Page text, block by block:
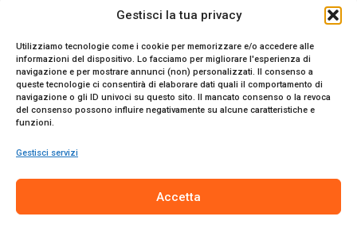
Gestisci la tua privacy
Utilizziamo tecnologie come i cookie per memorizzare e/o accedere alle
informazioni del dispositivo. Lo facciamo per migliorare l'esperienza di
navigazione e per mostrare annunci (non) personalizzati. Il consenso a
queste tecnologie ci consentirà di elaborare dati quali il comportamento di
navigazione o gli ID univoci su questo sito. Il mancato consenso o la revoca
del consenso possono influire negativamente su alcune caratteristiche e
funzioni.
Gestisci servizi
Accetta
Tribunale di Siracusa. Direttore responsabile Gianni Catania.